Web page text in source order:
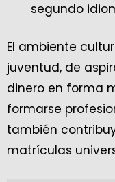
segundo
El ambiente
juventud, de
dinero en forma
formarse
también
matrículas